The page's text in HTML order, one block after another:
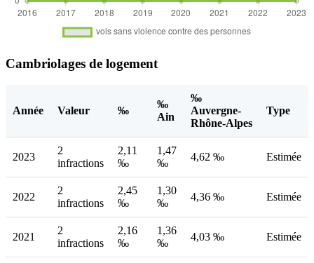
Cambriolages de logement
Année Valeur ‰
‰
Ain
‰
Auvergne-
Rhône-Alpes
Type
2023
2
infractions
2,11
‰
1,47
‰
4,62 ‰ Estimée
2022
2
infractions
2,45
‰
1,30
‰
4,36 ‰ Estimée
2021
2
infractions
2,16
‰
1,36
‰
4,03 ‰ Estimée